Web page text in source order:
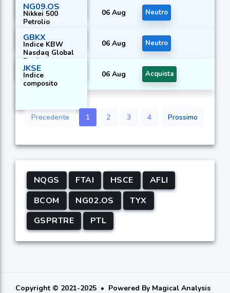
NG09.OS
Nikkei 500
Petrolio
06 Aug Neutro
GBKX
Indice KBW
Nasdaq Global
Bank
06 Aug Neutro
JKSE
Indice
composito
06 Aug Acquista
Precedente 1 2 3 4 Prossimo
NQGS FTAI HSCE
AFLI
BCOM
NG02.OS
TYX
GSPRTRE
PTL
Copyright © 2021-2025 Powered By Magical Analysis